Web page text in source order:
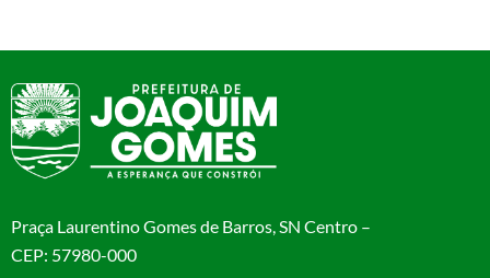
Praça Laurentino Gomes de Barros, SN Centro –
CEP: 57980-000